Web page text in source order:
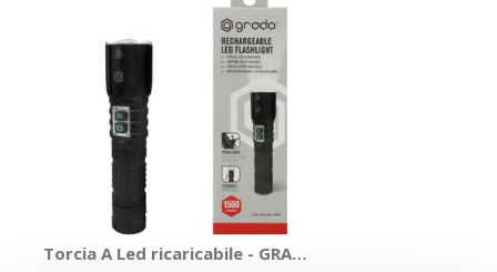
Torcia A Led ricaricabile - GRADO